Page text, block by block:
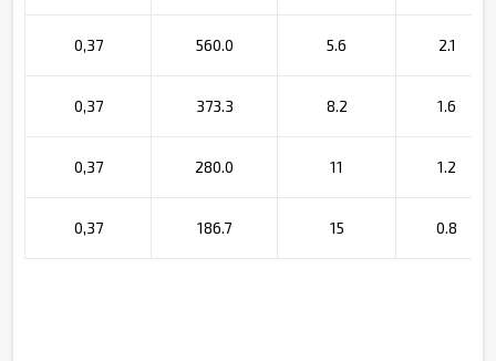
0,37 560.0 5.6 2.1
0,37 373.3 8.2 1.6
0,37 280.0 11 1.2
0,37 186.7 15 0.8